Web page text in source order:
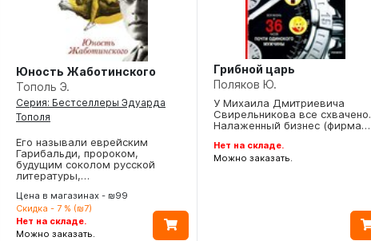
Юность Жаботинского
Тополь Э.
Серия: Бестселлеры Эдуарда
Тополя
Его называли еврейским
Гарибальди, пророком,
будущим соколом русской
литературы,…
Цена в магазинах - ₪99
Скидка - 7 % (₪7)
Нет на складе.
Можно заказать.
Грибной царь
Поляков Ю.
У Михаила Дмитриевича
Свирельникова все схвачено.
Налаженный бизнес (фирма…
Нет на складе.
Можно заказать.